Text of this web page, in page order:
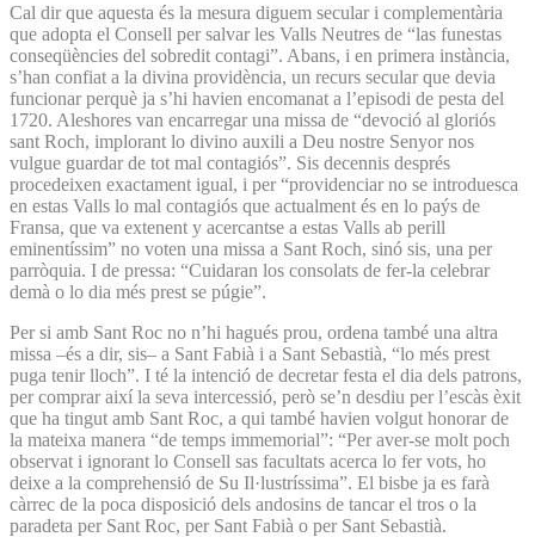
Cal dir que aquesta és la mesura diguem secular i complementària
que adopta el Consell per salvar les Valls Neutres de “las funestas
conseqüències del sobredit contagi”. Abans, i en primera instància,
s’han confiat a la divina providència, un recurs secular que devia
funcionar perquè ja s’hi havien encomanat a l’episodi de pesta del
1720. Aleshores van encarregar una missa de “devoció al gloriós
sant Roch, implorant lo divino auxili a Deu nostre Senyor nos
vulgue guardar de tot mal contagiós”. Sis decennis després
procedeixen exactament igual, i per “providenciar no se introduesca
en estas Valls lo mal contagiós que actualment és en lo paýs de
Fransa, que va extenent y acercantse a estas Valls ab perill
eminentíssim” no voten una missa a Sant Roch, sinó sis, una per
parròquia. I de pressa: “Cuidaran los consolats de fer-la celebrar
demà o lo dia més prest se púgie”.
Per si amb Sant Roc no n’hi hagués prou, ordena també una altra
missa –és a dir, sis– a Sant Fabià i a Sant Sebastià, “lo més prest
puga tenir lloch”. I té la intenció de decretar festa el dia dels patrons,
per comprar així la seva intercessió, però se’n desdiu per l’escàs èxit
que ha tingut amb Sant Roc, a qui també havien volgut honorar de
la mateixa manera “de temps immemorial”: “Per aver-se molt poch
observat i ignorant lo Consell sas facultats acerca lo fer vots, ho
deixe a la comprehensió de Su Il·lustríssima”. El bisbe ja es farà
càrrec de la poca disposició dels andosins de tancar el tros o la
paradeta per Sant Roc, per Sant Fabià o per Sant Sebastià.